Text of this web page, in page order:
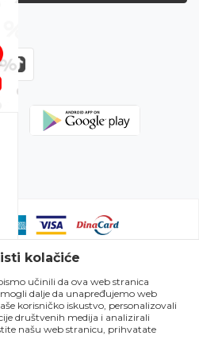
u opisu proizvoda, prikazu slika i
da su sve informacije kompletne
na sajtu su deo naše ponude i ne
svakom trenutku. Raspoloživost robe
kolačiće
učinili da ova web stranica
dalje da unapređujemo web
korisničko iskustvo, personalizovali
društvenih medija i analizirali
našu web stranicu, prihvatate